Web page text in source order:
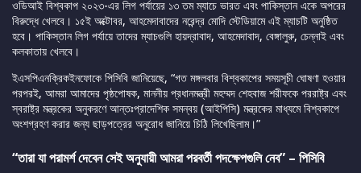
ওডিআই বিশ্বকাপ ২০২৩-এর লিগ পর্যায়ের ১৩ তম ম্যাচে ভারত এবং পাকিস্তান একে অপরের
বিরুদ্ধে খেলবে। ১৫ই অক্টোবর, আহমেদাবাদের নরেন্দ্র মোদি স্টেডিয়ামে এই ম্যাচটি অনুষ্ঠিত
হবে। পাকিস্তান লিগ পর্যায়ে তাদের ম্যাচগুলি হায়দ্রাবাদ, আহমেদাবাদ, বেঙ্গালুরু, চেন্নাই এবং
কলকাতায় খেলবে।
ইএসপিএনক্রিকইনফোকে পিসিবি জানিয়েছে, “গত মঙ্গলবার বিশ্বকাপের সময়সূচী ঘোষণা হওয়ার
পরপরই, আমরা আমাদের পৃষ্ঠপোষক, মাননীয় প্রধানমন্ত্রী মহম্মদ শেহবাজ শরীফকে পররাষ্ট্র এবং
স্বরাষ্ট্র মন্ত্রকের অনুকরণে আন্তঃপ্রাদেশিক সমন্বয় (আইপিসি) মন্ত্রকের মাধ্যমে বিশ্বকাপে
অংশগ্রহণ করার জন্য ছাড়পত্রের অনুরোধ জানিয়ে চিঠি লিখেছিলাম।”
“তারা যা পরামর্শ দেবেন সেই অনুযায়ী আমরা পরবর্তী পদক্ষেপগুলি নেব” – পিসিবি